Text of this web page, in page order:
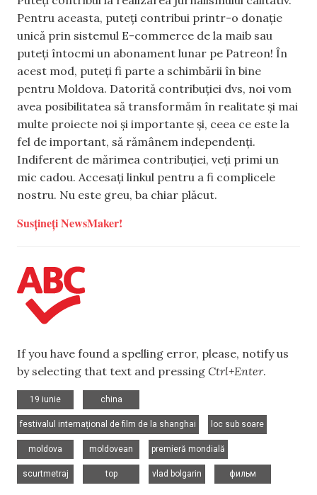
Pentru aceasta, puteți contribui printr-o donație
unică prin sistemul E-commerce de la maib sau
puteți întocmi un abonament lunar pe Patreon! În
acest mod, puteți fi parte a schimbării în bine
pentru Moldova. Datorită contribuției dvs, noi vom
avea posibilitatea să transformăm în realitate și mai
multe proiecte noi și importante și, ceea ce este la
fel de important, să rămânem independenți.
Indiferent de mărimea contribuției, veți primi un
mic cadou. Accesați linkul pentru a fi complicele
nostru. Nu este greu, ba chiar plăcut.
Susțineți NewsMaker!
If you have found a spelling error, please, notify us
by selecting that text and pressing Ctrl+Enter.
19 iunie
china
festivalul internațional de film de la shanghai
loc sub soare
moldova
moldovean
premieră mondială
scurtmetraj
top
vlad bolgarin
фильм